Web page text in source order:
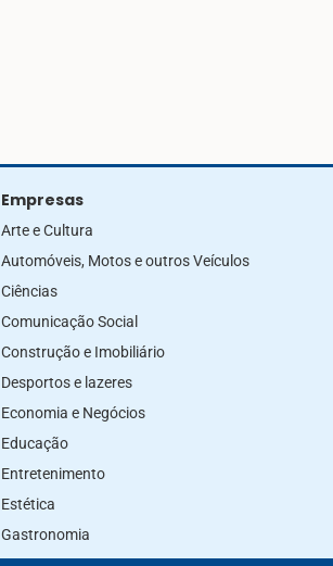
Empresas
Arte e Cultura
Automóveis, Motos e outros Veículos
Ciências
Comunicação Social
Construção e Imobiliário
Desportos e lazeres
Economia e Negócios
Educação
Entretenimento
Estética
Gastronomia